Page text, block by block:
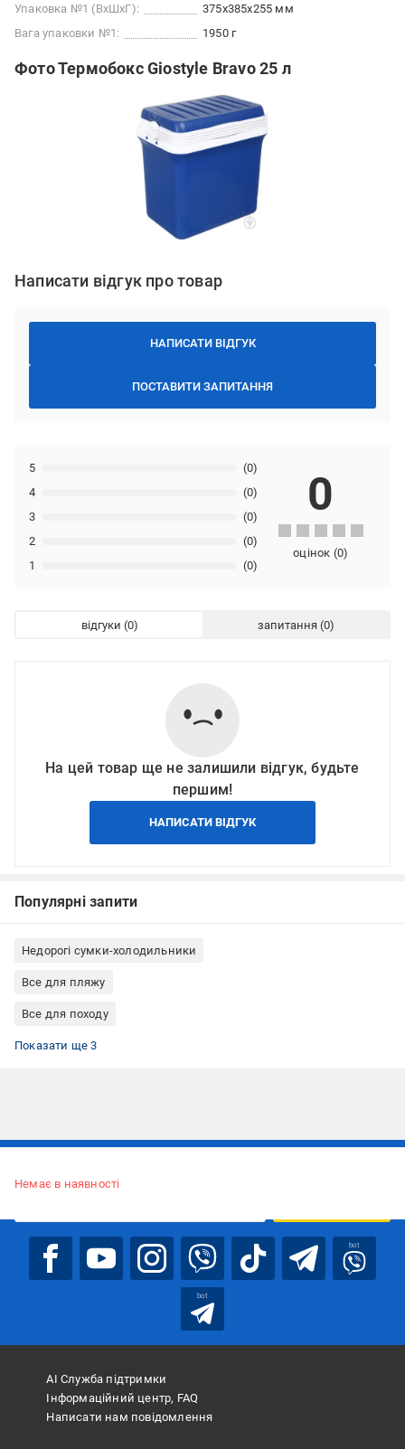
Упаковка №1 (ВхШхГ):
375x385x255 мм
Вага упаковки №1:
1950 г
Фото Термобокс Giostyle Bravo 25 л
Написати відгук про товар
НАПИСАТИ ВІДГУК
ПОСТАВИТИ ЗАПИТАННЯ
1 (0)
2 (0)
3 (0)
4 (0)
5 (0)
0
оцінок (0)
відгуки запитання
На цей товар ще не залишили відгук, будьте
першим!
НАПИСАТИ ВІДГУК
Популярні запити
Недорогі сумки-холодильники
Все для пляжу
Все для походу
Туризм і мілітарі
Термобокси
Сумки-холодильники Giostyle
Показати ще 3
Немає в наявності
bot
bot
АІ Служба підтримки
Інформаційний центр, FAQ
Написати нам повідомлення